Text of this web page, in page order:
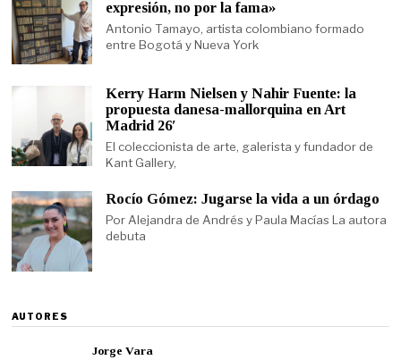
expresión, no por la fama»
Antonio Tamayo, artista colombiano formado
entre Bogotá y Nueva York
Kerry Harm Nielsen y Nahir Fuente: la
propuesta danesa-mallorquina en Art
Madrid 26′
El coleccionista de arte, galerista y fundador de
Kant Gallery,
Rocío Gómez: Jugarse la vida a un órdago
Por Alejandra de Andrés y Paula Macías La autora
debuta
AUTORES
Jorge Vara